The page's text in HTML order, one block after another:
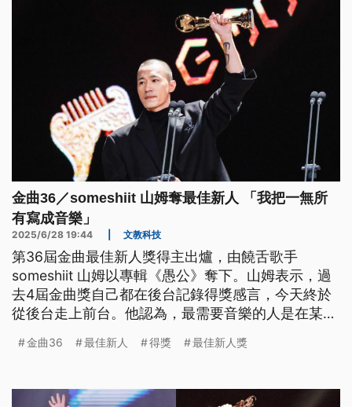
金曲36／someshiit 山姆奪最佳新人 「我把一無所
有寫成音樂」
2025/6/28 19:44 文教科技
第36屆金曲最佳新人獎得主出爐，由饒舌歌手
someshiit 山姆以專輯《愚公》奪下。山姆表示，過
去4屆金曲獎自己都在後台記錄得獎感言，今天終於
從後台走上前台。他認為，最需要音樂的人是在某方
樂」。
金曲36 最佳新人 得獎 最佳新人獎